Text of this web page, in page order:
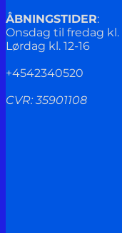
ÅBNINGSTIDER:
Onsdag til fredag kl.
Lørdag kl. 12-16
+4542340520
CVR: 35901108